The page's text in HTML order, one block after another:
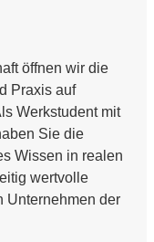
öffnen wir die
Praxis auf
Werkstudent mit
Sie die
Wissen in realen
wertvolle
Unternehmen der